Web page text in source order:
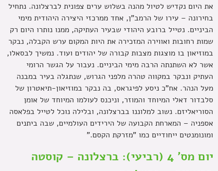
את היום נקדיש לטיול מהנה בשלוש ערים צפונית לברצלונה. נתחיל
בחירונה – עירו של הרמב"ן, אחד ממרכזי היצירה היהודית מימי
הביניים. נטייל ברובע היהודי שבעיר העתיקה, ממנו נותרו היום רק
שמות רחובות ואווירה המזכירה את היות המקום ערש הקבלה, נבקר
במוזיאון בו מוצגות מצבות קבורה של יהודים ועוד. נמשיך לבסאלו,
אשר לא השתנתה הרבה מימי הביניים. נעבור על הגשר הרומי
העתיק ונבקר במקווה טהרה מלפני הגרוש, שנתגלה בעיר במבנה
מעל הנהר. אח"כ ניסע לפיגראס, בה נבקר במוזיאון-תיאטרון של
סלבדור דאלי המיוחד והמוזר, וניכנס לעולמו המיוחד של אומן
הסוריאליזם. נשוב למלוננו בברצלונה, ובלילה נוכל לטייל בפלאסה
אספניה – המארחת הקבועה של הירידים העולמיים, שבה ביתנים
ומונומנטים ייחודיים כמו "מזרקת הקסם."
יום מס' 4 (רביעי): ברצלונה – קוסטה